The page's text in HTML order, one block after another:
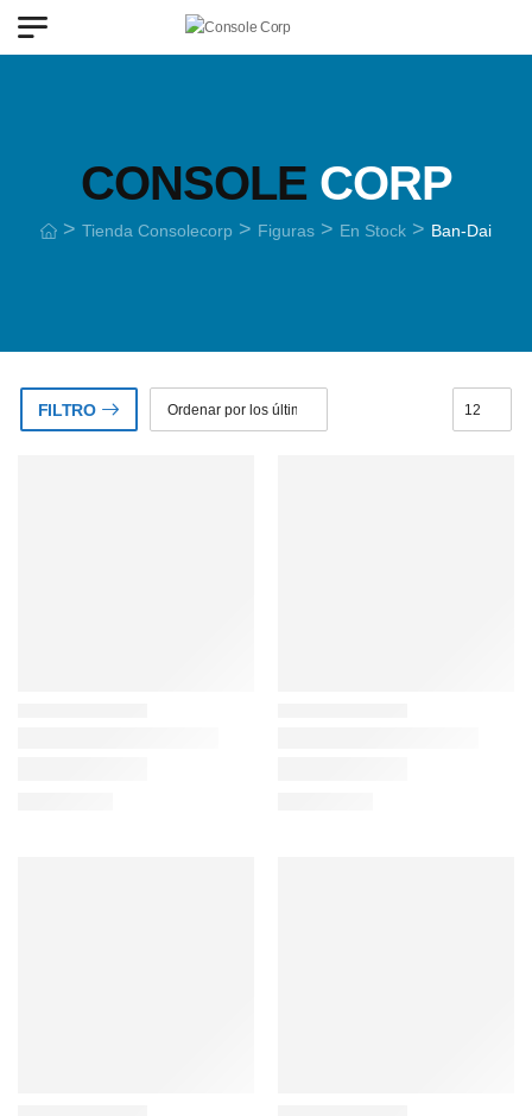
CONSOLE CORP
> Tienda Consolecorp > Figuras > En Stock > Ban-Dai
FILTRO